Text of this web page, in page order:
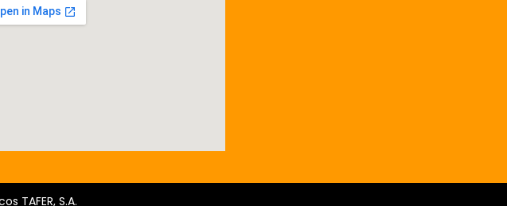
TAFER, S.A.